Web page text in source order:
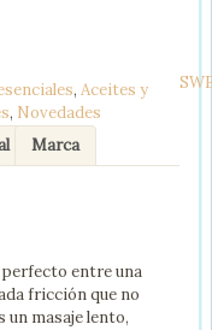
, Aceites y
, Novedades
Marca
entre una
fricción que no
un masaje lento,